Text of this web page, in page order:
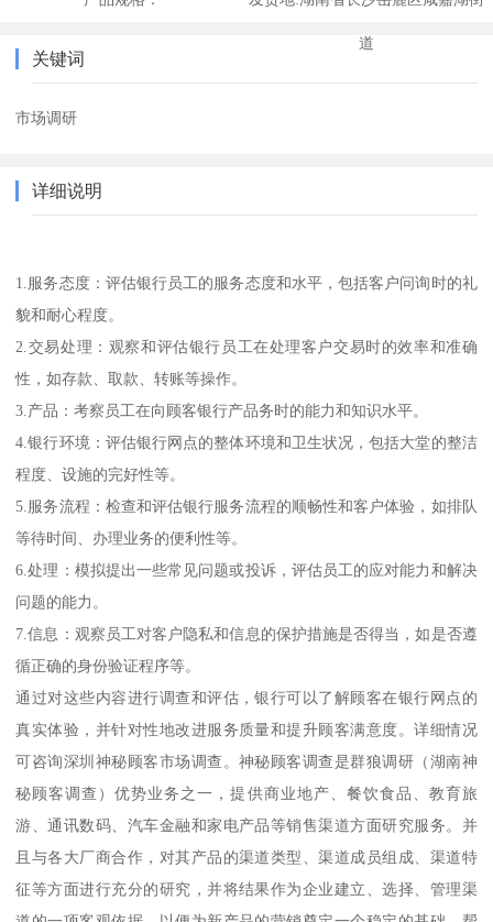
道
关键词
市场调研
详细说明
1.服务态度：评估银行员工的服务态度和水平，包括客户问询时的礼
貌和耐心程度。
2.交易处理：观察和评估银行员工在处理客户交易时的效率和准确
性，如存款、取款、转账等操作。
3.产品：考察员工在向顾客银行产品务时的能力和知识水平。
4.银行环境：评估银行网点的整体环境和卫生状况，包括大堂的整洁
程度、设施的完好性等。
5.服务流程：检查和评估银行服务流程的顺畅性和客户体验，如排队
等待时间、办理业务的便利性等。
6.处理：模拟提出一些常见问题或投诉，评估员工的应对能力和解决
问题的能力。
7.信息：观察员工对客户隐私和信息的保护措施是否得当，如是否遵
循正确的身份验证程序等。
通过对这些内容进行调查和评估，银行可以了解顾客在银行网点的
真实体验，并针对性地改进服务质量和提升顾客满意度。详细情况
可咨询深圳神秘顾客市场调查。神秘顾客调查是群狼调研（湖南神
秘顾客调查）优势业务之一，提供商业地产、餐饮食品、教育旅
游、通讯数码、汽车金融和家电产品等销售渠道方面研究服务。并
且与各大厂商合作，对其产品的渠道类型、渠道成员组成、渠道特
征等方面进行充分的研究，并将结果作为企业建立、选择、管理渠